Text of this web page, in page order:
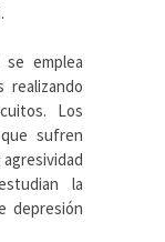
emplea
realizando
Los
sufren
la
depresión